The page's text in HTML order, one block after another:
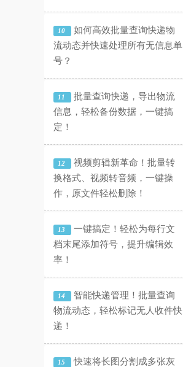
10
如何高效批量查询快递物
流动态并快速处理所有无信息单
号？
11
批量查询快递，导出物流
信息，轻松备份数据，一键搞
定！
12
视频剪辑新革命！批量转
换格式、视频转音频，一键操
作，原文件轻松删除！
13
一键搞定！轻松为每行文
档末尾添加符号，提升编辑效
率！
14
智能快递管理！批量查询
物流动态，轻松标记无人收件快
递！
15
快速将长图分割成多张灰